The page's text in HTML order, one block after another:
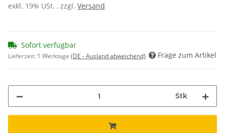
exkl. 19% USt. , zzgl. Versand
Sofort verfügbar
Lieferzeit: 1 Werktage (DE - Ausland abweichend) Frage zum Artikel
Stk